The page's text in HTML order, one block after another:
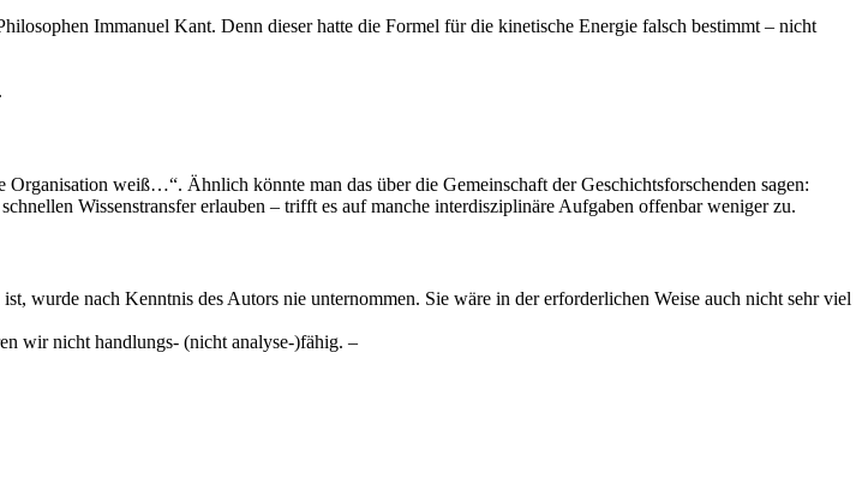
Immanuel Kant. Denn dieser hatte die Formel für die kinetische Energie falsch bestimmt – nicht
weiß…“. Ähnlich könnte man das über die Gemeinschaft der Geschichtsforschenden sagen:
Wissenstransfer erlauben – trifft es auf manche interdisziplinäre Aufgaben offenbar weniger zu.
wurde nach Kenntnis des Autors nie unternommen. Sie wäre in der erforderlichen Weise auch nicht sehr viel
wir nicht handlungs- (nicht analyse-)fähig. –